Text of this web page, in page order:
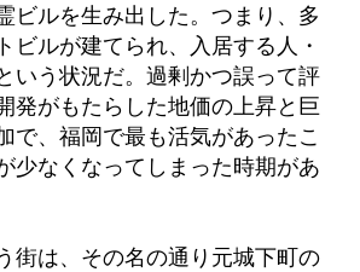
ビルを生み出した。つまり、多
ビルが建てられ、入居する人・
いう状況だ。過剰かつ誤って評
発がもたらした地価の上昇と巨
で、福岡で最も活気があったこ
少なくなってしまった時期があ
街は、その名の通り元城下町の